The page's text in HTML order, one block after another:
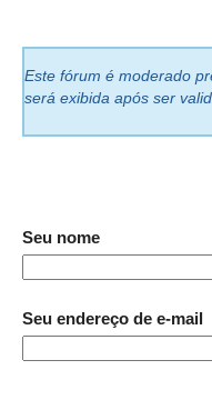
Este fórum é moderado
será exibida após ser
Seu nome
Seu endereço de e-mail